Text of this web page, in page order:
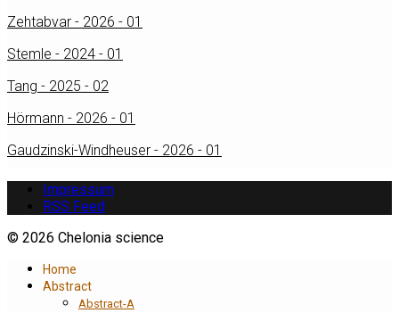
Zehtabvar - 2026 - 01
Stemle - 2024 - 01
Tang - 2025 - 02
Hörmann - 2026 - 01
Gaudzinski-Windheuser - 2026 - 01
Impressum
RSS Feed
© 2026 Chelonia science
Home
Abstract
Abstract-A